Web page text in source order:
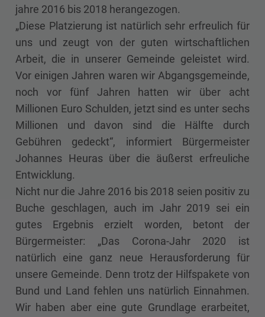
jahre 2016 bis 2018 herangezogen.
„Diese Platzierung ist natürlich sehr erfreulich für
uns und zeugt von der guten wirtschaftlichen
Arbeit, die in unserer Gemeinde geleistet wird.
Vor einigen Jahren waren wir Abgangsgemeinde,
noch vor fünf Jahren hatten wir über acht
Millionen Euro Schulden, jetzt sind es unter sechs
Millionen und davon sind die Hälfte durch
Gebühren gedeckt“, informiert Bürgermeister
Johannes Heuras über die äußerst erfreuliche
Entwicklung.
Nicht nur die Jahre 2016 bis 2018 seien positiv zu
Buche geschlagen, auch im Jahr 2019 sei ein
gutes Ergebnis erzielt worden, betont der
Bürgermeister: „Das Corona-Jahr 2020 ist
natürlich eine ganz neue Herausforderung für
unsere Gemeinde. Denn trotz der Hilfspakete von
Bund und Land fehlen uns natürlich Einnahmen.
Wir haben aber eine gute Grundlage erarbeitet,